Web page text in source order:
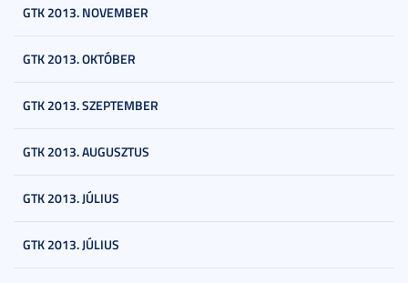
GTK 2013. NOVEMBER
GTK 2013. OKTÓBER
GTK 2013. SZEPTEMBER
GTK 2013. AUGUSZTUS
GTK 2013. JÚLIUS
GTK 2013. JÚLIUS